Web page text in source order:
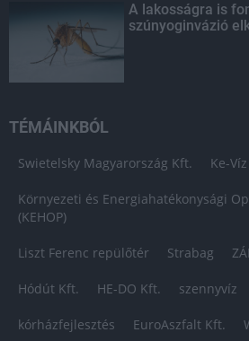
A lakosságra is
szúnyoginvázió
TÉMÁINKBÓL
Swietelsky Magyarország Kft. Ke-
Környezeti és Energiahatékonysági
(KEHOP)
Liszt Ferenc repülőtér Strabag
Hódút Kft. HE-DO Kft. szennyvíz
kórházfejlesztés EuroAszfalt Kft.